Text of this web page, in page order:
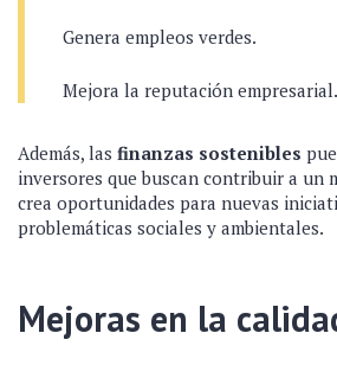
Genera empleos verdes.
Mejora la reputación empresarial.
Además, las finanzas sostenibles
inversores que buscan contribuir a un
crea oportunidades para nuevas
problemáticas sociales y ambientales.
Mejoras en la